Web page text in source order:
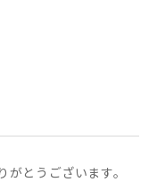
とうございます。